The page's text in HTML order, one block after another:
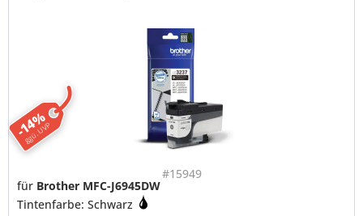
-14%
ggü. UVP
#15949
für Brother MFC-J6945DW
Tintenfarbe: Schwarz